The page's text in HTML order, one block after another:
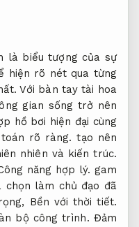
là biểu tượng của sự
hiện rõ nét qua từng
Với bàn tay tài hoa
gian sống trở nên
hồ bơi hiện đại cùng
rõ ràng. tạo nên
nhiên và kiến trúc.
năng hợp lý. gam
chọn làm chủ đạo đã
Bền với thời tiết.
bộ công trình. Đảm